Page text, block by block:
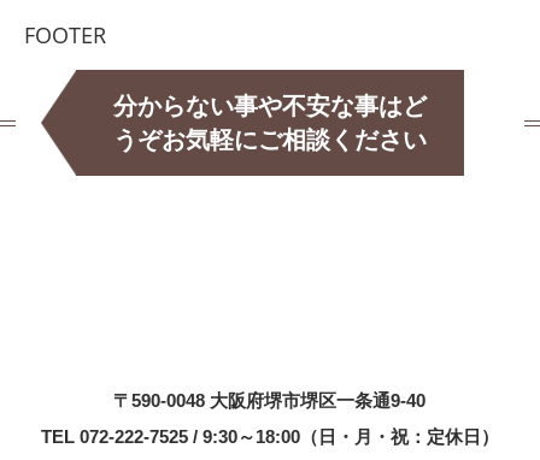
FOOTER
分からない事や不安な事はど
うぞお気軽にご相談ください
〒590-0048 大阪府堺市堺区一条通9-40
TEL 072-222-7525 / 9:30～18:00（日・月・祝：定休日）